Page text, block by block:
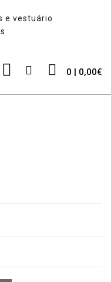
0 | 0,00€